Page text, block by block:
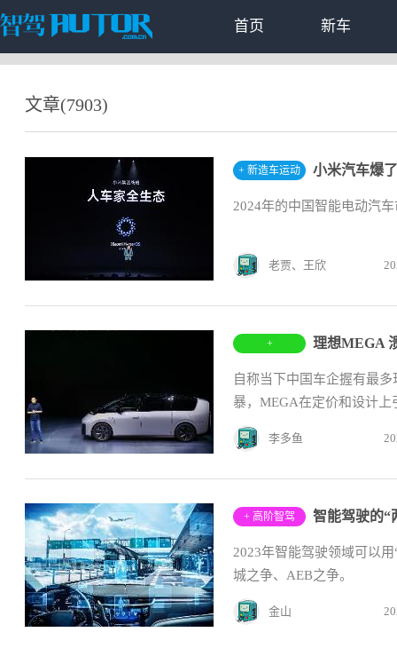
首页 新车
文章(7903)
+ 新造车运动 小米汽车爆了
2024年的中国智能电动汽
老贾、王欣
+ 理想MEGA
自称当下中国车企握有最
暴，MEGA在定价和设计
产...
李多鱼
+ 高阶智驾 智能驾驶的“
2023年智能驾驶领域可以
城之争、AEB之争。
金山